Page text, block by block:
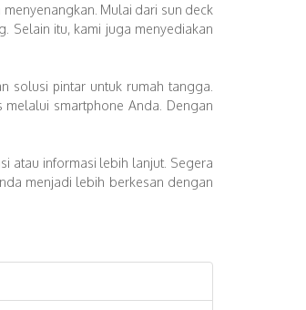
Mulai dari sun deck
Selain itu, kami juga menyediakan
solusi pintar untuk rumah tangga.
smartphone Anda. Dengan
atau informasi lebih lanjut. Segera
menjadi lebih berkesan dengan